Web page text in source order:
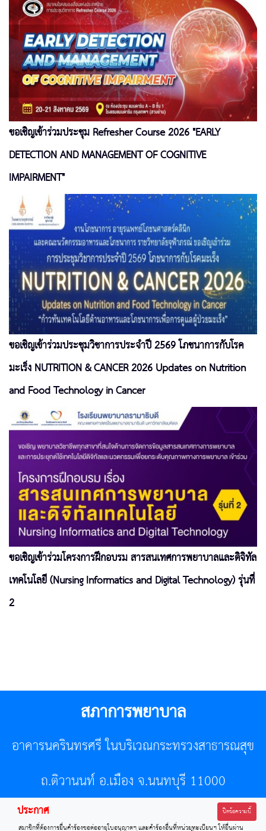
ขอเชิญเข้าร่วมประชุม Refresher Course 2026 "EARLY
DETECTION AND MANAGEMENT OF COGNITIVE
IMPAIRMENT"
ขอเชิญเข้าร่วมประชุมวิชาการประจำปี 2569 โภชนาการกับโรค
มะเร็ง NUTRITION & CANCER 2026 Updates on Nutrition
and Food Technology in Cancer
ขอเชิญเข้าร่วมโครงการฝึกอบรม สารสนเทศการพยาบาลและดิจิทัล
เทคโนโลยี (Nursing Informatics and Digital Technology) รุ่นที่
2
สภาการพยาบาล
อาคารนครินทรศรี ในบริเวณกระทรวงสาธารณสุข
ถ.ติวานนท์ อ.เมือง จ.นนทบุรี 11000
โทรศัพท์ 02-596-7500 โทรสาร 0-2589-7121 E-mail :
ประกาศ ปิดข้อความนี้
สมาชิกที่ต้องการยื่นคำร้องขอต่ออายุใบอนุญาตฯ และคำร้องอื่นที่หน่วยทะเบียนฯ ให้ยื่นผ่าน